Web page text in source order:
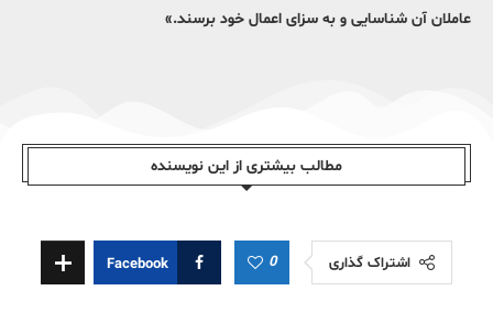
عاملان آن شناسایی و به سزای اعمال خود برسند.»
مطالب بیشتری از این نویسندە
اشتراک گذاری 0
Facebook